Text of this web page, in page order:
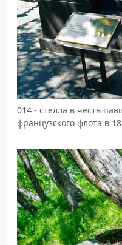
014 - стелла в честь
французского флота в